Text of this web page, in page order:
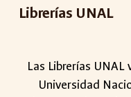
Librerías UNAL
Las Librerías UNAL
Universidad